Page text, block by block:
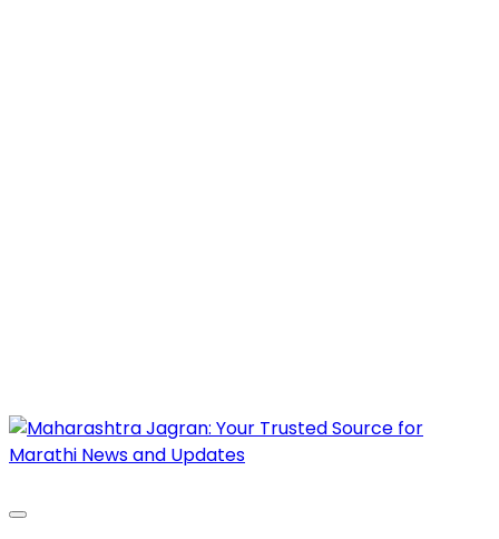
Maharashtra Jagran : Your Trusted Companion